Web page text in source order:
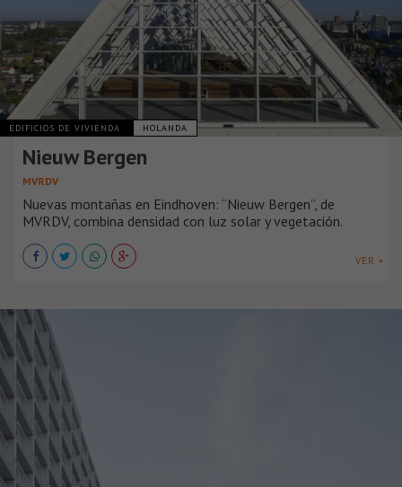
EDIFICIOS DE VIVIENDA HOLANDA
Nieuw Bergen
MVRDV
Nuevas montañas en Eindhoven: “Nieuw Bergen”, de
MVRDV, combina densidad con luz solar y vegetación.
VER +